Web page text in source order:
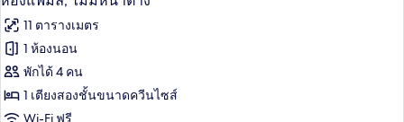
เนียร์
สวี
ท,
ไม่มี
หน้าต่าง
ภาพถ่าย
ทั้งหมด
ของ
ห้อง
11 ตารางเมตร
1 ห้องนอน
พักได้ 4 คน
1 เตียงสองชั้นขนาดควีนไซส์
Wi-Fi ฟรี